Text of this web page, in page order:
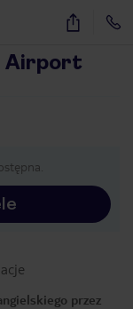
40
Airport
przez